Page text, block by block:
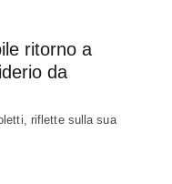
ritorno a
da
riflette sulla sua